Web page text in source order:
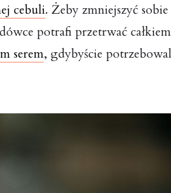
cebuli. Żeby zmniejszyć
potrafi przetrwać całkiem
serem, gdybyście